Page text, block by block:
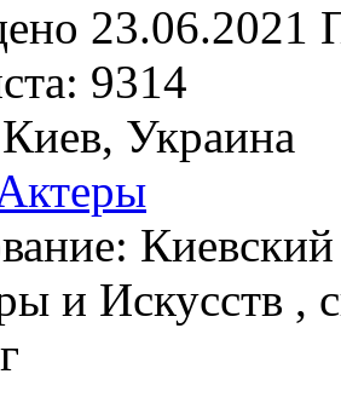
23.06.2021
9314
Киев, Украина
и Искусств ,